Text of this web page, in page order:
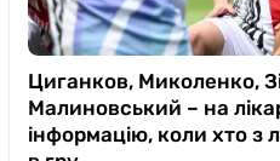
Циганков, Миколенко,
Малиновський – на
інформацію, коли хто з